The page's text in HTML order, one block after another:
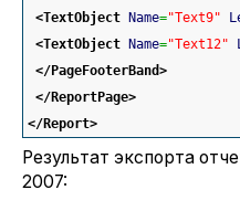
<TextObject Name="Text9"
<TextObject Name="Text12"
</PageFooterBand>
</ReportPage>
</Report>
Результат экспорта
2007: